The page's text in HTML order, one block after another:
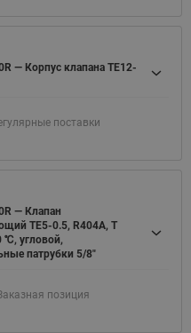
— Корпус клапана TE12-
поставки
— Клапан
TE5-0.5, R404A, T
℃, угловой,
патрубки 5/8"
позиция